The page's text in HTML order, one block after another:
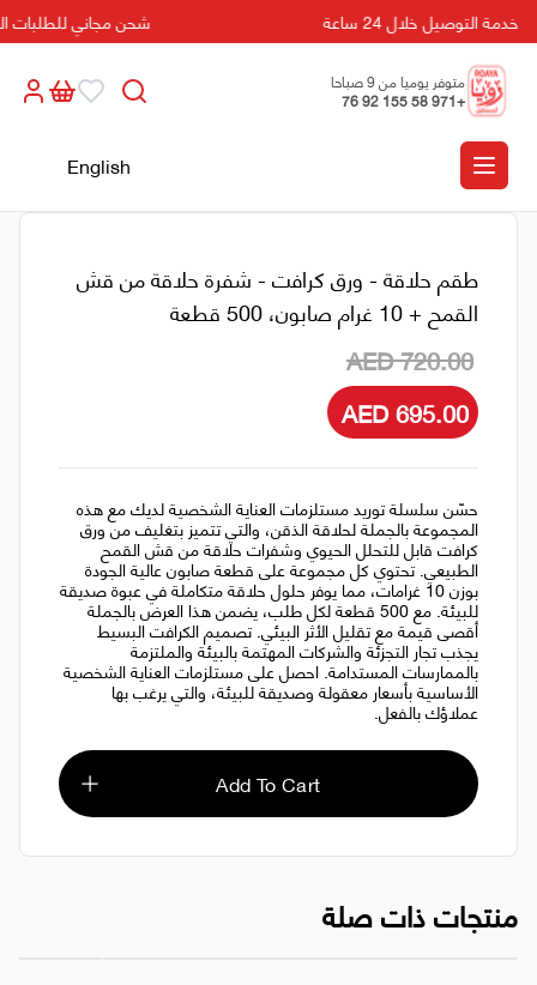
خدمة التوصيل خلال 24 ساعة شحن مجاني للطلبات التي
متوفر يوميا من 9 صباحا
الى 5 مسائا
+971 58 155 92 76
English
طقم حلاقة - ورق كرافت - شفرة حلاقة من قش
القمح + 10 غرام صابون، 500 قطعة
AED 720.00
AED 695.00
حسّن سلسلة توريد مستلزمات العناية الشخصية لديك مع هذه
المجموعة بالجملة لحلاقة الذقن، والتي تتميز بتغليف من ورق
كرافت قابل للتحلل الحيوي وشفرات حلاقة من قش القمح
الطبيعي. تحتوي كل مجموعة على قطعة صابون عالية الجودة
بوزن 10 غرامات، مما يوفر حلول حلاقة متكاملة في عبوة صديقة
للبيئة. مع 500 قطعة لكل طلب، يضمن هذا العرض بالجملة
أقصى قيمة مع تقليل الأثر البيئي. تصميم الكرافت البسيط
يجذب تجار التجزئة والشركات المهتمة بالبيئة والملتزمة
بالممارسات المستدامة. احصل على مستلزمات العناية الشخصية
الأساسية بأسعار معقولة وصديقة للبيئة، والتي يرغب بها
عملاؤك بالفعل.
Add To Cart
منتجات ذات صلة
عبوة طقم حلاقة سوداء صديقة للبيئة - شفرة حلاقة من عشبة القمح + 10 غرام من الصابون، 500 قطعة